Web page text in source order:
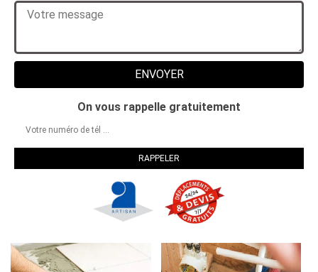
On vous rappelle gratuitement